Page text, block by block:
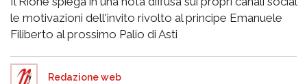
le motivazioni dell'invito rivolto al principe Emanuele
Filiberto al prossimo Palio di Asti
Redazione web